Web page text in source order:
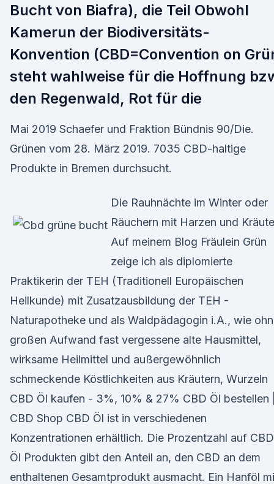
Bucht von Biafra), die Teil Obwohl
Kamerun der Biodiversitäts-
Konvention (CBD=Convention on
steht wahlweise für die Hoffnung
den Regenwald, Rot für die
Mai 2019 Schaefer und Fraktion Bündnis 90/Die.
Grünen vom 28. März 2019. 7035 CBD-haltige
Produkte in Bremen durchsucht.
Die Rauhnächte im Winter oder
Räuchern mit Harzen und
Auf meinem Blog Fräulein Grün
zeige ich als diplomierte
Praktikerin der TEH (Traditionell Europäischen
Heilkunde) mit Zusatzausbildung der TEH -
Naturapotheke und als Waldpädagogin i.A., wie
großen Aufwand fast vergessene alte Hausmittel,
wirksame Heilmittel und außergewöhnlich
schmeckende Köstlichkeiten aus Kräutern, Wurzeln
CBD Öl kaufen - 3%, 10% & 27% CBD Öl bestellen |
CBD Shop CBD Öl ist in verschiedenen
Konzentrationen erhältlich. Die Prozentzahl auf CBD
Öl Produkten gibt den Anteil an, den CBD an dem
enthaltenen Gesamtprodukt ausmacht. Ein Hanföl